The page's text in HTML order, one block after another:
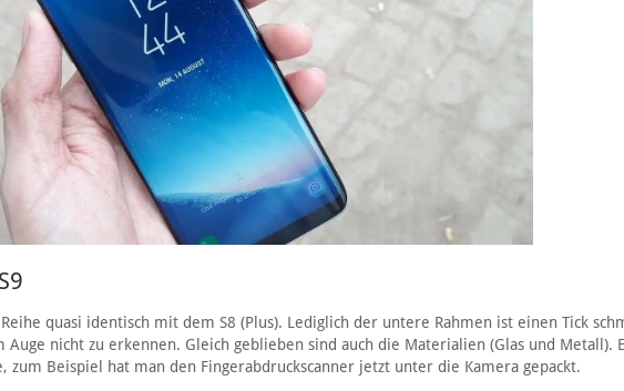
quasi identisch mit dem S8 (Plus). Lediglich der untere Rahmen ist einen Tick
nicht zu erkennen. Gleich geblieben sind auch die Materialien (Glas und Metall).
zum Beispiel hat man den Fingerabdruckscanner jetzt unter die Kamera gepackt.